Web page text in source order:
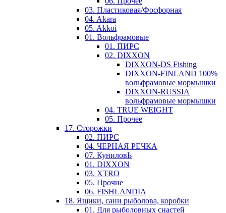
03. Пластиковая/Фосфорная
04. Akara
05. Akkoi
01. Вольфрамовые
01. ПИРС
02. DIXXON
DIXXON-DS Fishing
DIXXON-FINLAND 100%
вольфрамовые мормышки
DIXXON-RUSSIA
вольфрамовые мормышки
04. TRUE WEIGHT
05. Прочее
17. Сторожки
02. ПИРС
04. ЧЕРНАЯ РЕЧКА
07. КуниловЬ
01. DIXXON
03. XTRO
05. Прочие
06. FISHLANDIA
18. Ящики, сани рыболова, коробки
01. Для рыболовных снастей